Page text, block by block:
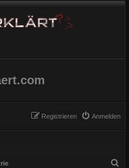
Anmelden
Registrieren